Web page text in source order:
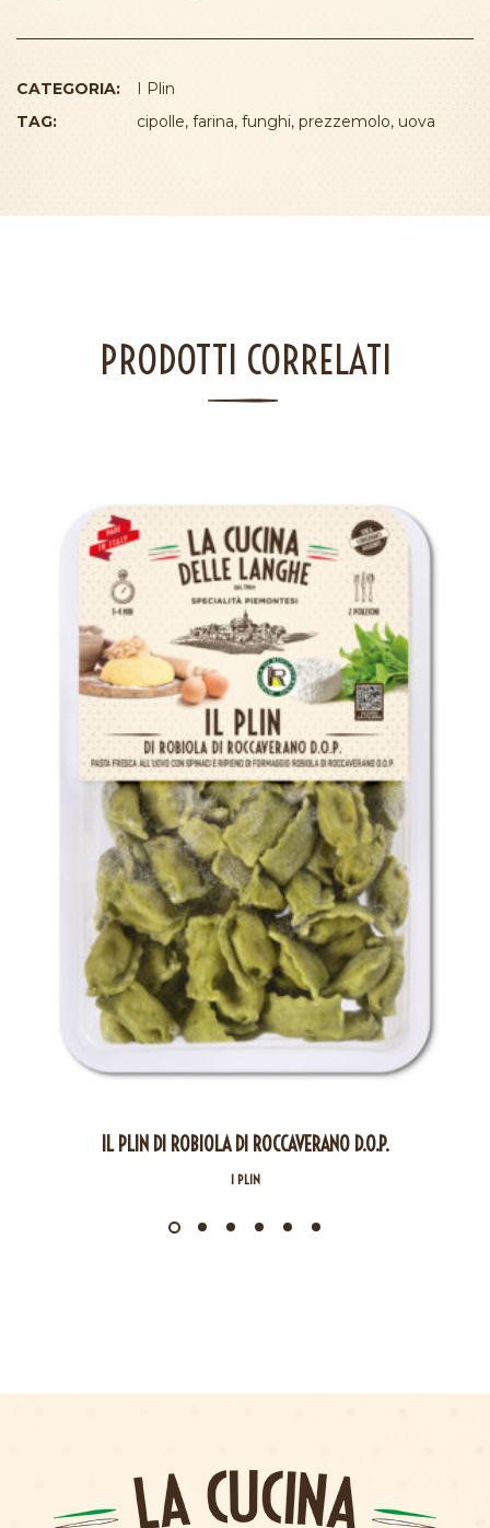
CATEGORIA:
I Plin
TAG:
cipolle, farina, funghi, prezzemolo, uova
PRODOTTI CORRELATI
IL PLIN DI ROBIOLA DI ROCCAVERANO D.O.P.
I PLIN